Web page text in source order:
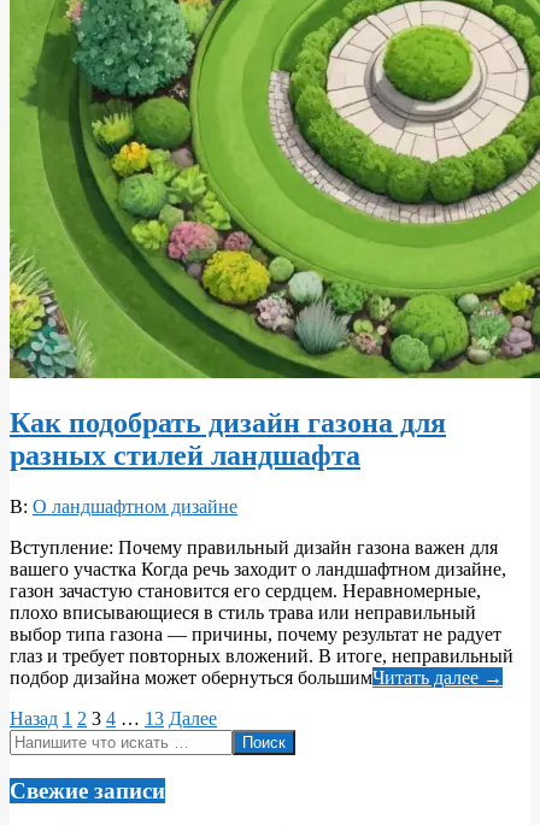
Как подобрать дизайн газона для
разных стилей ландшафта
2026-
29
В: О ландшафтном дизайне
Вступление: Почему правильный дизайн газона важен для
вашего участка Когда речь заходит о ландшафтном дизайне,
газон зачастую становится его сердцем. Неравномерные,
плохо вписывающиеся в стиль трава или неправильный
выбор типа газона — причины, почему результат не радует
глаз и требует повторных вложений. В итоге, неправильный
подбор дизайна может обернуться большимЧитать далее →
Пагинация
записей
Назад 1 2 3 4 … 13 Далее
Поиск
Свежие записи